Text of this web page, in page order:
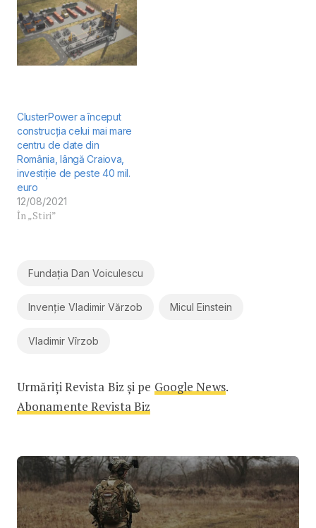
ClusterPower a început
construcția celui mai mare
centru de date din
România, lângă Craiova,
investiție de peste 40 mil.
euro
12/08/2021
În „Stiri”
Fundația Dan Voiculescu
Invenție Vladimir Vărzob Micul Einstein
Vladimir Vîrzob
Urmăriți Revista Biz și pe Google News.
Abonamente Revista Biz